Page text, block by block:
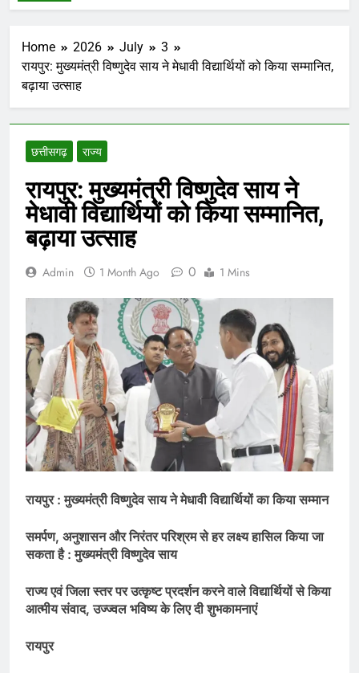
Home 2026 July
3
रायपुर: मुख्यमंत्री विष्णुदेव साय ने मेधावी विद्यार्थियों को किया सम्मानित,
बढ़ाया उत्साह
छत्तीसगढ़ राज्य
रायपुर: मुख्यमंत्री विष्णुदेव साय ने
मेधावी विद्यार्थियों को किया सम्मानित,
बढ़ाया उत्साह
Admin 1 Month Ago 0 1 Mins
रायपुर : मुख्यमंत्री विष्णुदेव साय ने मेधावी विद्यार्थियों का किया सम्मान
समर्पण, अनुशासन और निरंतर परिश्रम से हर लक्ष्य हासिल किया जा
सकता है : मुख्यमंत्री विष्णुदेव साय
राज्य एवं जिला स्तर पर उत्कृष्ट प्रदर्शन करने वाले विद्यार्थियों से किया
आत्मीय संवाद, उज्ज्वल भविष्य के लिए दी शुभकामनाएं
रायपुर